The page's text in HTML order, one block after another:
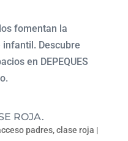
fomentan la
Descubre
en DEPEQUES
ROJA.
padres,clase roja |